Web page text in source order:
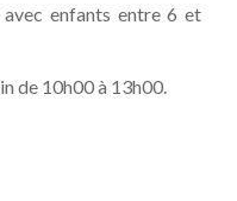
enfants entre 6 et
de 10h00 à 13h00.